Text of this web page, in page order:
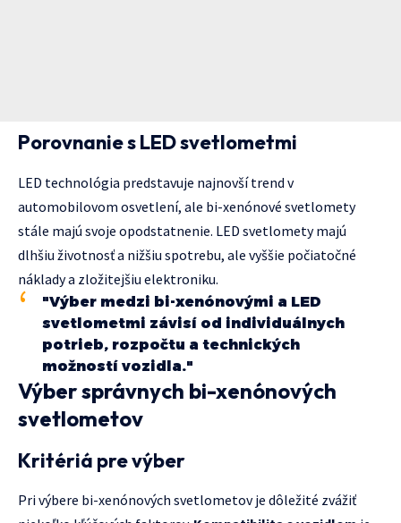
Porovnanie s LED svetlometmi
LED technológia predstavuje najnovší trend v
automobilovom osvetlení, ale bi-xenónové svetlomety
stále majú svoje opodstatnenie. LED svetlomety majú
dlhšiu životnosť a nižšiu spotrebu, ale vyššie počiatočné
náklady a zložitejšiu elektroniku.
"Výber medzi bi-xenónovými a LED
svetlometmi závisí od individuálnych
potrieb, rozpočtu a technických
možností vozidla."
Výber správnych bi-xenónových
svetlometov
Kritériá pre výber
Pri výbere bi-xenónových svetlometov je dôležité zvážiť